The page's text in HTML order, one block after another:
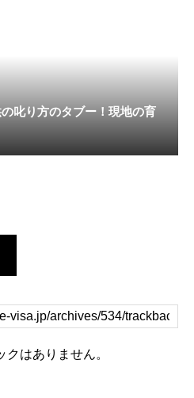
叱り方のタブー！現地の育
はありません。